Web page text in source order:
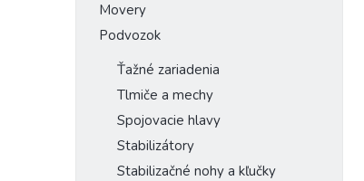
Movery
Podvozok
Ťažné zariadenia
Tlmiče a mechy
Spojovacie hlavy
Stabilizátory
Stabilizačné nohy a kľučky